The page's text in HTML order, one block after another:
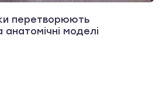
перетворюють
моделі